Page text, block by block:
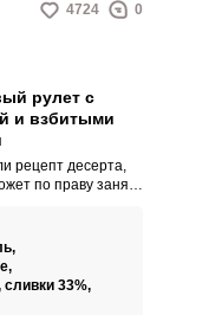
4724 0
рулет с
и взбитыми
рецепт десерта,
по праву занять
с легкостью
такой задачей.
во рту,
без грамма
сливки 33%,